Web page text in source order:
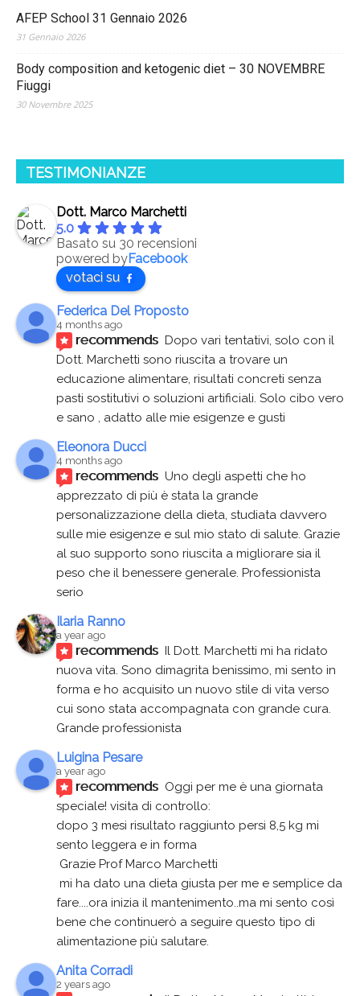
AFEP School 31 Gennaio 2026
31 Gennaio 2026
Body composition and ketogenic diet – 30 NOVEMBRE
Fiuggi
30 Novembre 2025
TESTIMONIANZE
Dott. Marco Marchetti
5.0
Basato su 30 recensioni
powered byFacebook
votaci su
Federica Del Proposto
4 months ago
recommends Dopo vari tentativi, solo con il
Dott. Marchetti sono riuscita a trovare un
educazione alimentare, risultati concreti senza
pasti sostitutivi o soluzioni artificiali. Solo cibo vero
e sano , adatto alle mie esigenze e gusti
Eleonora Ducci
4 months ago
recommends Uno degli aspetti che ho
apprezzato di più è stata la grande
personalizzazione della dieta, studiata davvero
sulle mie esigenze e sul mio stato di salute. Grazie
al suo supporto sono riuscita a migliorare sia il
peso che il benessere generale. Professionista
serio
Ilaria Ranno
a year ago
recommends Il Dott. Marchetti mi ha ridato
nuova vita. Sono dimagrita benissimo, mi sento in
forma e ho acquisito un nuovo stile di vita verso
cui sono stata accompagnata con grande cura.
Grande professionista
Luigina Pesare
a year ago
recommends Oggi per me è una giornata
speciale! visita di controllo:
dopo 3 mesi risultato raggiunto persi 8,5 kg mi
sento leggera e in forma
Grazie Prof Marco Marchetti
fare....ora inizia il mantenimento..ma mi sento così
bene che continuerò a seguire questo tipo di
alimentazione più salutare.
Anita Corradi
2 years ago